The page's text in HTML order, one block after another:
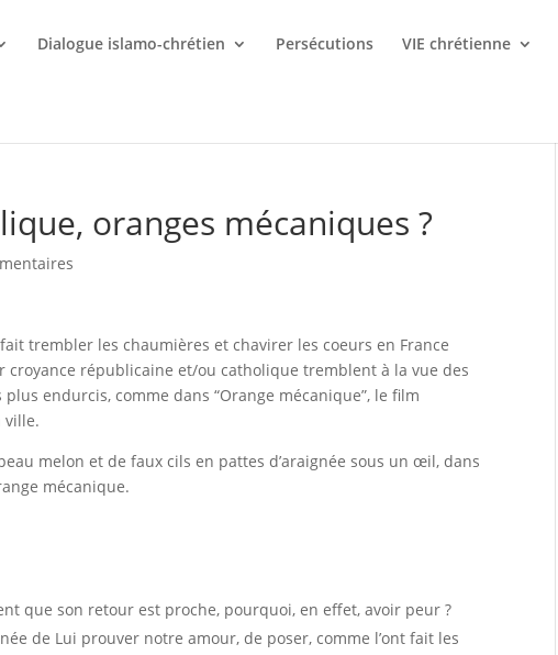
Dialogue islamo-chrétien Persécutions VIE chrétienne
oranges mécaniques ?
trembler les chaumières et chavirer les coeurs en France
républicaine et/ou catholique tremblent à la vue des
endurcis, comme dans “Orange mécanique”, le film
ville.
melon et de faux cils en pattes d’araignée sous un œil, dans
mécanique.
que son retour est proche, pourquoi, en effet, avoir peur ?
de Lui prouver notre amour, de poser, comme l’ont fait les